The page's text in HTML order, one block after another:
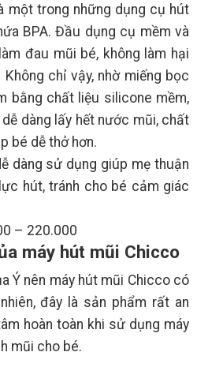
một trong những dụng cụ hút
BPA. Đầu dụng cụ mềm và
đau mũi bé, không làm hại
chỉ vậy, nhờ miếng bọc
bằng chất liệu silicone mềm,
dàng lấy hết nước mũi, chất
bé dễ thở hơn.
dàng sử dụng giúp mẹ thuận
hút, tránh cho bé cảm giác
– 220.000
máy hút mũi Chicco
Ý nên máy hút mũi Chicco có
đây là sản phẩm rất an
hoàn toàn khi sử dụng máy
mũi cho bé.